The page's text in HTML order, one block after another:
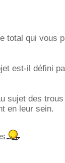
total qui vous
est-il défini
sujet des
en leur sein.